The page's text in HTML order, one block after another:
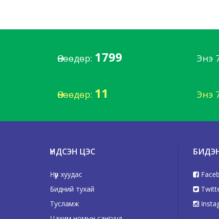
Өнөөдөр: 1799 Энэ
Өнөөдөр: 11 Энэ
ҮНДСЭН ЦЭС
Нүүр хуудас
Бидний тухай
Тусламж